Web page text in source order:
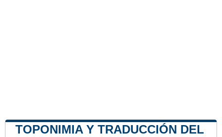
TOPONIMIA Y TRADUCCIÓN DEL